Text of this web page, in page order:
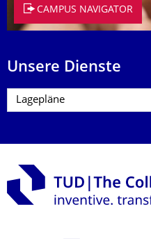
CAMPUS NAVIGATOR
Unsere Dienste